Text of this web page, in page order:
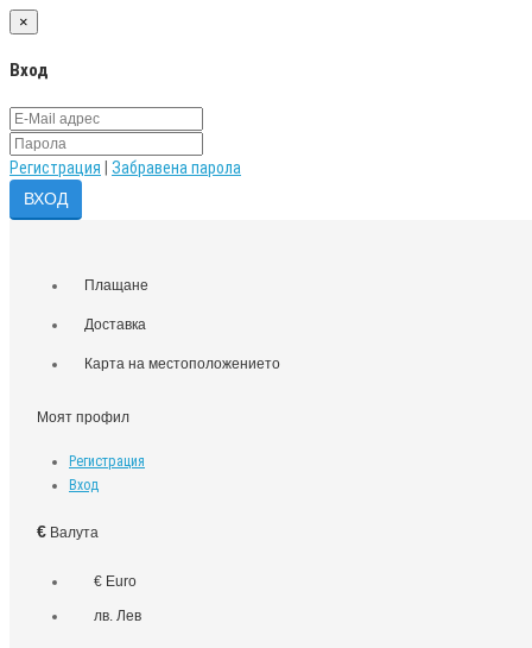
×
Вход
Регистрация Забравена парола
Плащане
Доставка
Карта на местоположението
Моят профил
Регистрация
Вход
€ Валута
€ Euro
лв. Лев